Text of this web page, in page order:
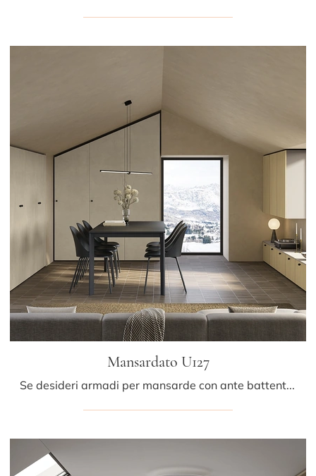
Mansardato U127
Se desideri armadi per mansarde con ante battenti, clicca e scopri l'armadio Mansardato U127 di Colombini Casa in melaminico.